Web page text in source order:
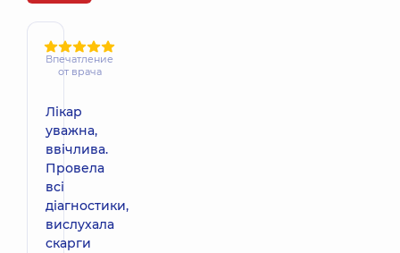
Впечатление
от врача
Лікар
уважна,
ввічлива.
Провела
всі
діагностики,
вислухала
скарги